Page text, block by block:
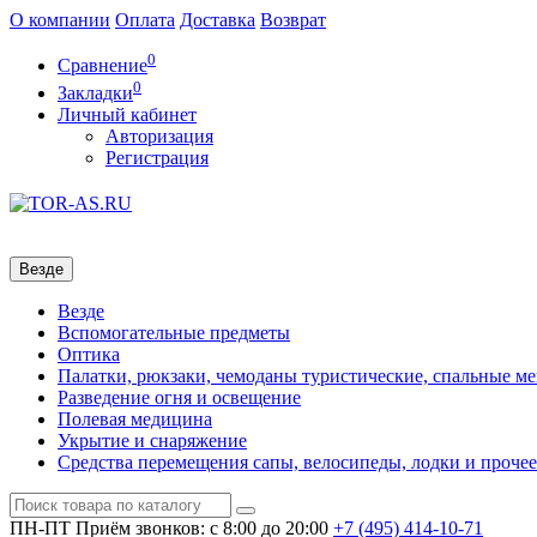
О компании Оплата Доставка Возврат
Сравнение0
Закладки0
Личный кабинет
Авторизация
Регистрация
Везде
Везде
Вспомогательные предметы
Оптика
Палатки, рюкзаки, чемоданы туристические, спальные
Разведение огня и освещение
Полевая медицина
Укрытие и снаряжение
Средства перемещения сапы, велосипеды, лодки и прочее
ПН-ПТ Приём звонков: с 8:00 до 20:00 +7 (495) 414-10-71